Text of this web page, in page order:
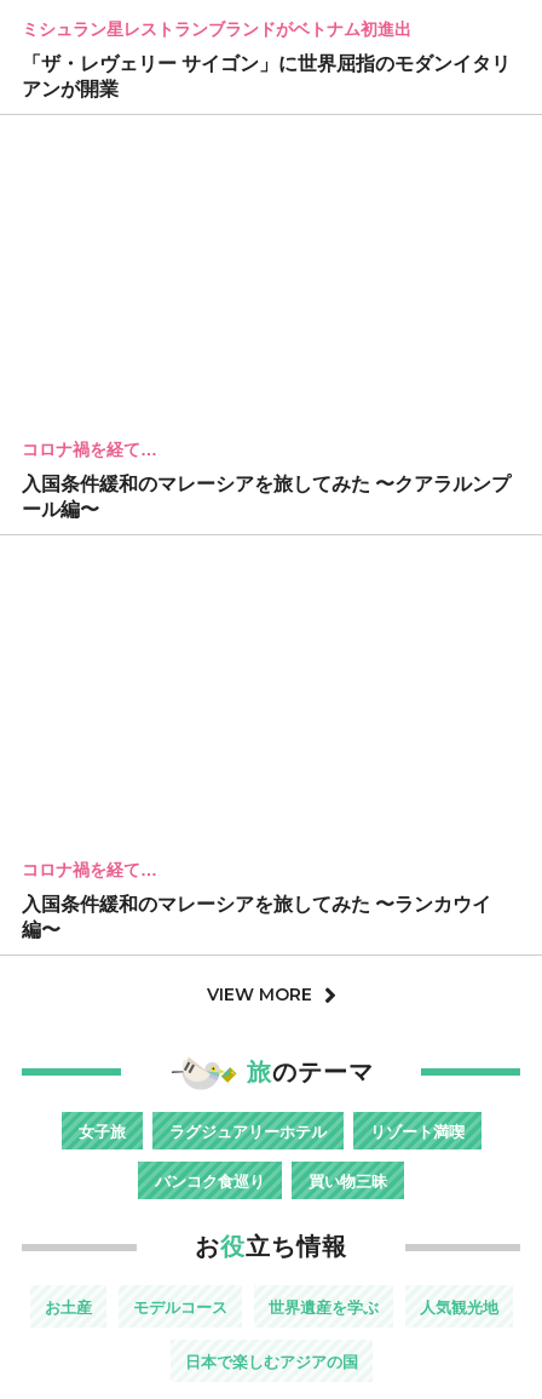
ミシュラン星レストランブランドがベトナム初進出
「ザ・レヴェリー サイゴン」に世界屈指のモダンイタリ
アンが開業
コロナ禍を経て…
入国条件緩和のマレーシアを旅してみた 〜クアラルンプ
ール編〜
コロナ禍を経て…
入国条件緩和のマレーシアを旅してみた 〜ランカウイ
編〜
VIEW MORE
旅のテーマ
女子旅 ラグジュアリーホテル リゾート満喫
バンコク食巡り 買い物三昧
お役立ち情報
お土産 モデルコース 世界遺産を学ぶ 人気観光地
日本で楽しむアジアの国